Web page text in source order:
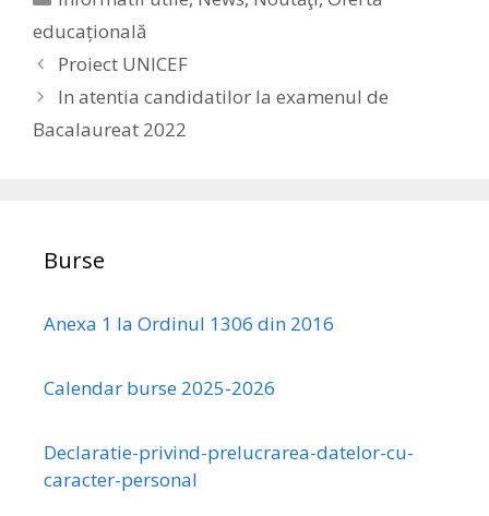
educațională
Proiect UNICEF
In atentia candidatilor la examenul de
Bacalaureat 2022
Burse
Anexa 1 la Ordinul 1306 din 2016
Calendar burse 2025-2026
Declaratie-privind-prelucrarea-datelor-cu-
caracter-personal